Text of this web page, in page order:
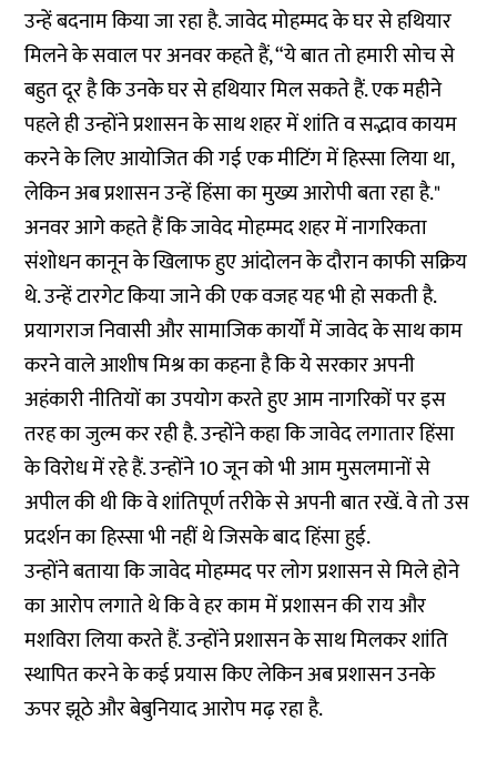
उन्हें बदनाम किया जा रहा है. जावेद मोहम्मद के घर से हथियार
मिलने के सवाल पर अनवर कहते हैं, “ये बात तो हमारी सोच से
बहुत दूर है कि उनके घर से हथियार मिल सकते हैं. एक महीने
पहले ही उन्होंने प्रशासन के साथ शहर में शांति व सद्भाव कायम
करने के लिए आयोजित की गई एक मीटिंग में हिस्सा लिया था,
लेकिन अब प्रशासन उन्हें हिंसा का मुख्य आरोपी बता रहा है."
अनवर आगे कहते हैं कि जावेद मोहम्मद शहर में नागरिकता
संशोधन कानून के खिलाफ हुए आंदोलन के दौरान काफी सक्रिय
थे. उन्हें टारगेट किया जाने की एक वजह यह भी हो सकती है.
प्रयागराज निवासी और सामाजिक कार्यों में जावेद के साथ काम
करने वाले आशीष मिश्र का कहना है कि ये सरकार अपनी
अहंकारी नीतियों का उपयोग करते हुए आम नागरिकों पर इस
तरह का जुल्म कर रही है. उन्होंने कहा कि जावेद लगातार हिंसा
के विरोध में रहे हैं. उन्होंने 10 जून को भी आम मुसलमानों से
अपील की थी कि वे शांतिपूर्ण तरीके से अपनी बात रखें. वे तो उस
प्रदर्शन का हिस्सा भी नहीं थे जिसके बाद हिंसा हुई.
उन्होंने बताया कि जावेद मोहम्मद पर लोग प्रशासन से मिले होने
का आरोप लगाते थे कि वे हर काम में प्रशासन की राय और
मशविरा लिया करते हैं. उन्होंने प्रशासन के साथ मिलकर शांति
स्थापित करने के कई प्रयास किए लेकिन अब प्रशासन उनके
ऊपर झूठे और बेबुनियाद आरोप मढ़ रहा है.